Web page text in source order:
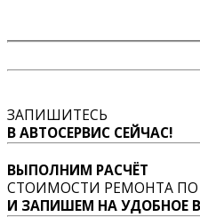
ЗАПИШИТЕСЬ
В АВТОСЕРВИС СЕЙЧАС!
ВЫПОЛНИМ РАСЧЁТ
СТОИМОСТИ РЕМОНТА ПО
И ЗАПИШЕМ НА УДОБНОЕ